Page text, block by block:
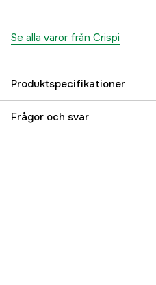
Se alla varor från Crispi
Produktspecifikationer
Skafthöjd
Frågor och svar